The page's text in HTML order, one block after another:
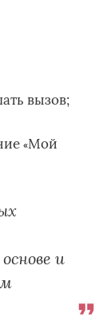
вызов;
«Мой
и